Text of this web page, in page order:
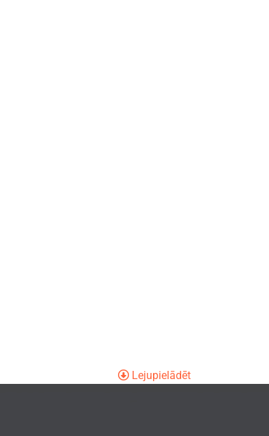
Lejupielādēt